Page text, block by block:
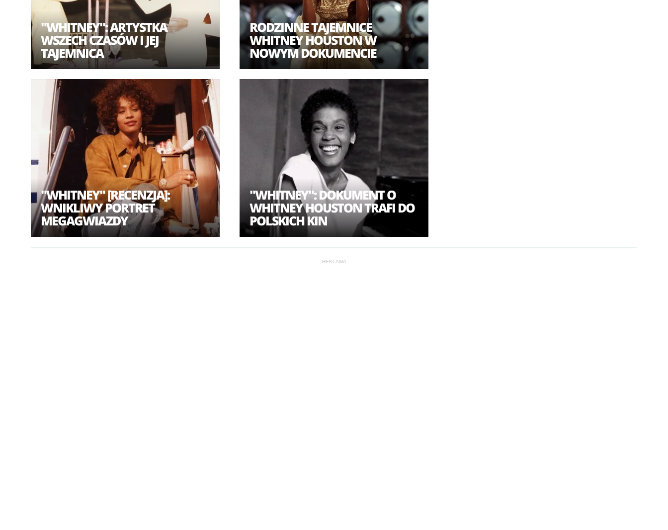
"WHITNEY": ARTYSTKA
WSZECH CZASÓW I JEJ
TAJEMNICA
​RODZINNE TAJEMNICE
WHITNEY HOUSTON W
NOWYM DOKUMENCIE
"WHITNEY" [RECENZJA]:
WNIKLIWY PORTRET
MEGAGWIAZDY
"WHITNEY": DOKUMENT O
WHITNEY HOUSTON TRAFI DO
POLSKICH KIN
REKLAMA